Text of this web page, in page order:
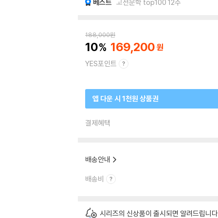
베스트 고전문학 top100 12주
188,000원
10 169,200
YES포인트
앱 다운 시 1천원 상품권
결제혜택
배송안내
배송비
시리즈의 신상품이 출시되면 알려드립니